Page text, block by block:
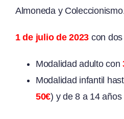
Almoneda y
1 de julio de 2023 con
Modalidad adulto con
Modalidad infantil
50€) y de 8 a 14 años